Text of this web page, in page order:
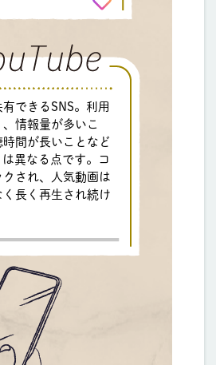
できるSNS。利用
情報量が多いこ
間が長いことなど
異なる点です。コ
され、人気動画は
長く再生され続け